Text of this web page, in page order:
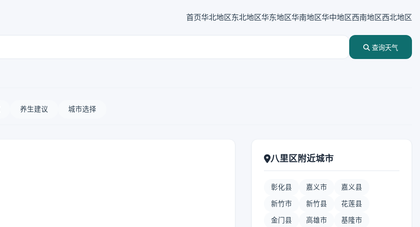
首页华北地区东北地区华东地区华南地区华中地区西南地区西北地区
查询天气
养生建议 城市选择
八里区附近城市
彰化县 嘉义市 嘉义县
新竹市 新竹县 花莲县
金门县 高雄市 基隆市